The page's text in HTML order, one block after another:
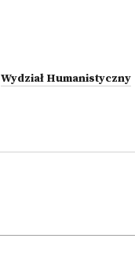
Wydział Humanistyczny